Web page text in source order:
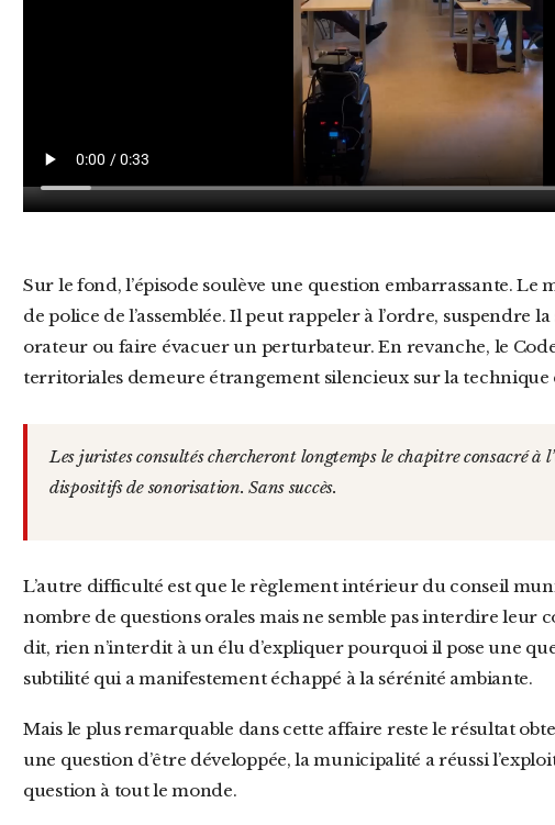
Sur le fond, l’épisode soulève une question embarrassante. Le maire dispose bien du pouvoir
de police de l’assemblée. Il peut rappeler à l’ordre, suspendre
orateur ou faire évacuer un perturbateur. En revanche, le
territoriales demeure étrangement silencieux sur la technique
Les juristes consultés chercheront longtemps le chapitre consacré à l’arrachage manuel des
dispositifs de sonorisation. Sans succès.
L’autre difficulté est que le règlement intérieur du conseil municipal de Barjols encadre le
nombre de questions orales mais ne semble pas interdire leur
dit, rien n’interdit à un élu d’expliquer pourquoi il pose une
subtilité qui a manifestement échappé à la sérénité ambiante.
Mais le plus remarquable dans cette affaire reste le résultat obtenu. Car en voulant empêcher
une question d’être développée, la municipalité a réussi
question à tout le monde.